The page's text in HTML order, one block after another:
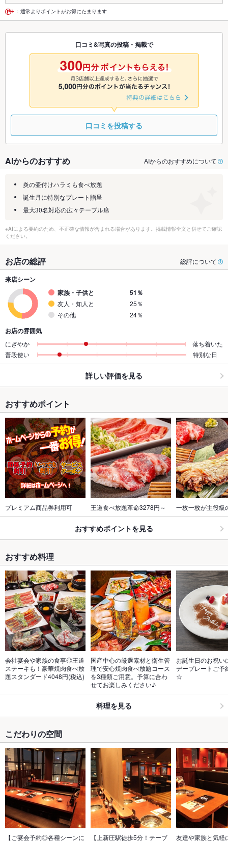
◎ ◎ ◎ ◎ ◎ ◎ ◎
8/30 8/31 9/1
◎
9/2
◎
9/3
◎
9/4 9/5
9/8
◎
9/9
◎
9/10
◎
9/11
：通常よりポイントがお得にたまります
口コミ&写真の投稿・掲載で
口コミを投稿する
AIからのおすすめ AIからのおすすめについて
炎の壷付けハラミも食べ放題
誕生月に特別なプレート贈呈
最大30名対応の広々テーブル席
※AIによる要約のため、不正確な情報が含まれる場合があります。掲載情報全文と併せてご確認
ください。
お店の総評 総評について
来店シーン
家族・子供と
51％
友人・知人と
25％
その他
24％
お店の雰囲気
にぎやか
落ち着いた
普段使い
特別な日
詳しい評価を見る
おすすめポイント
プレミアム商品券利用可 王道食べ放題革命3278円～ 一枚一枚が主役級
おすすめポイントを見る
おすすめ料理
会社宴会や家族の食事◎王道
ステーキも！豪華焼肉食べ放
題スタンダード4048円(税込)
国産中心の厳選素材と衛生管
理で安心焼肉食べ放題コース
を3種類ご用意。予算に合わ
せてお楽しみください♪
お誕生日のお祝い
デープレートご予
☆
料理を見る
こだわりの空間
【ご宴会予約◎各種シーンに 【上新圧駅徒歩5分！テーブ 友達や家族と気軽